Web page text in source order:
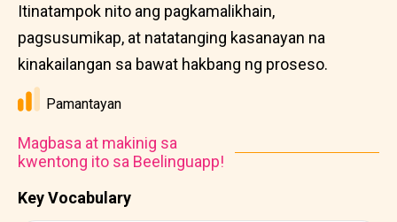
Key Vocabulary
Itinatampok nito ang pagkamalikhain,
pagsusumikap, at natatanging kasanayan na
kinakailangan sa bawat hakbang ng proseso.
Pamantayan
Magbasa at makinig sa
kwentong ito sa Beelinguapp!